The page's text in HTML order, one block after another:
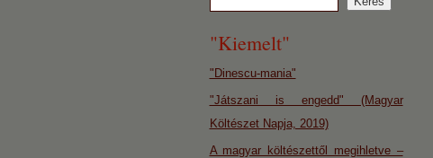
"Kiemelt"
"Dinescu-mania"
"Játszani is engedd" (Magyar
Költészet Napja, 2019)
A magyar költészettől megihletve –